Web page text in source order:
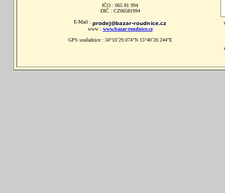
IČO : 065 81 994
DIČ : CZ06581994
E-Mail :
www : www.bazar-roudnice.cz
GPS souřadnice : 50°10´29.074"N 15°40´20.244"E